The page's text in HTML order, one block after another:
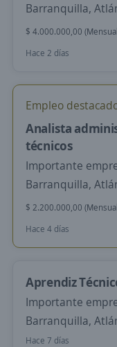
Barranquilla,
$ 4.000.000,00
Hace 2 días
Empleo
Analista
técnicos
Importante
Barranquilla,
$ 2.200.000,00
Hace 4 días
Aprendiz
Importante
Barranquilla,
Hace 7 días